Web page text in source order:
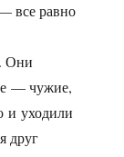
все равно
Они
— чужие,
и уходили
друг